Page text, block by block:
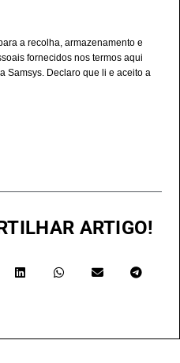
a recolha, armazenamento e
fornecidos nos termos aqui
Samsys. Declaro que li e aceito a
ARTIGO!